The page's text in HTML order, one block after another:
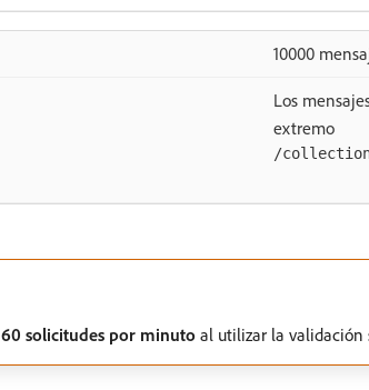
10000
Los
extremo
/
60 solicitudes por minuto al utilizar la validación